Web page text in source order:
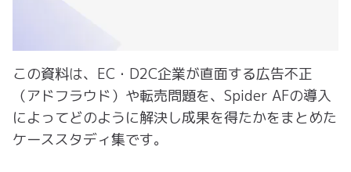
この資料は、EC・D2C企業が直面する広告不正
（アドフラウド）や転売問題を、Spider AFの導入
によってどのように解決し成果を得たかをまとめた
ケーススタディ集です。